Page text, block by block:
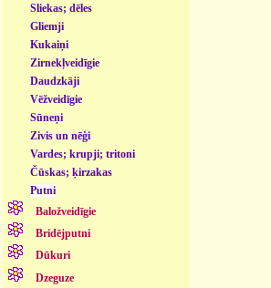
Sliekas; dēles
Gliemji
Kukaiņi
Zirnekļveidīgie
Daudzkāji
Vēžveidīgie
Sūneņi
Zivis un nēģi
Vardes; krupji; tritoni
Čūskas; ķirzakas
Putni
Baložveidīgie
Bridējputni
Dūkuri
Dzeguze